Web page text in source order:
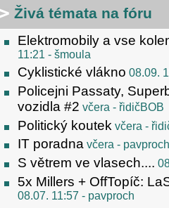
Živá témata na fóru
Elektromobily a vse
11:21 - šmoula
Cyklistické vlákno 08.09.
Policejni Passaty,
vozidla #2 včera - řidičBOB
Politický koutek včera -
IT poradna včera - pavproch
S větrem ve vlasech....
5x Millers + OffTopíč:
08.07. 11:57 - pavproch